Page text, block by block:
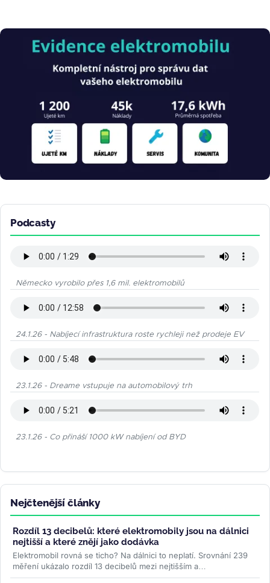
Obrázek
Podcasty
Německo vyrobilo přes 1,6 mil. elektromobilů
24.1.26 - Nabíjecí infrastruktura roste rychleji než prodeje EV
23.1.26 - Dreame vstupuje na automobilový trh
23.1.26 - Co přináší 1000 kW nabíjení od BYD
Nejčtenější články
Rozdíl 13 decibelů: které elektromobily jsou na dálnici
nejtišší a které znějí jako dodávka
Elektromobil rovná se ticho? Na dálnici to neplatí. Srovnání 239
měření ukázalo rozdíl 13 decibelů mezi nejtišším a
nejhlučnějším...>>